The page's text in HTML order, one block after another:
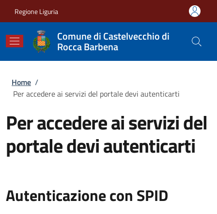
Regione Liguria
Comune di Castelvecchio di
Rocca Barbena
Briciole di pane
Home /
Per accedere ai servizi del portale devi autenticarti
Per accedere ai servizi del
portale devi autenticarti
Autenticazione con SPID